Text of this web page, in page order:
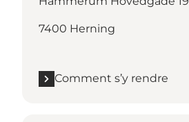
7400 Herning
Comment s’y rendre